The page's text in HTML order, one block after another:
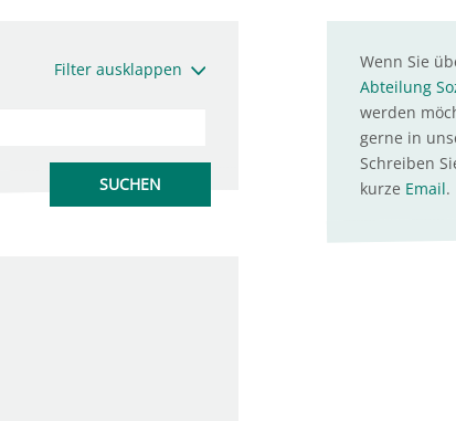
Filter ausklappen
Wenn Sie
Abteilung
werden
gerne in
Schreiben
kurze Email.